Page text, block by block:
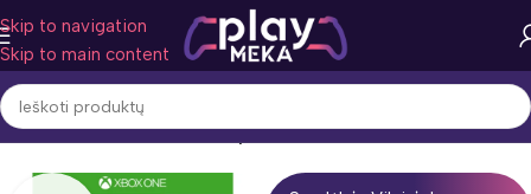
Skip to navigation
Skip to main content
Pradžia Žaidimo žanras Šaudyklės